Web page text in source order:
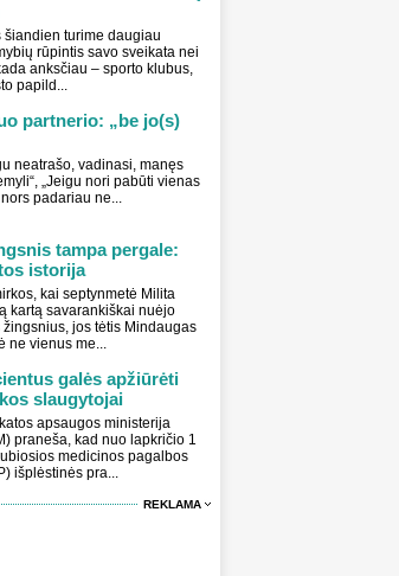
šiandien turime daugiau
rūpintis savo sveikata nei
anksčiau – sporto klubus,
papild...
partnerio: „be jo(s)
neatrašo, vadinasi, manęs
„Jeigu nori pabūti vienas
padariau ne...
tampa pergale:
istorija
kai septynmetė Milita
kartą savarankiškai nuėjo
žingsnius, jos tėtis Mindaugas
ne vienus me...
galės apžiūrėti
slaugytojai
apsaugos ministerija
praneša, kad nuo lapkričio 1
medicinos pagalbos
išplėstinės pra...
REKLAMA